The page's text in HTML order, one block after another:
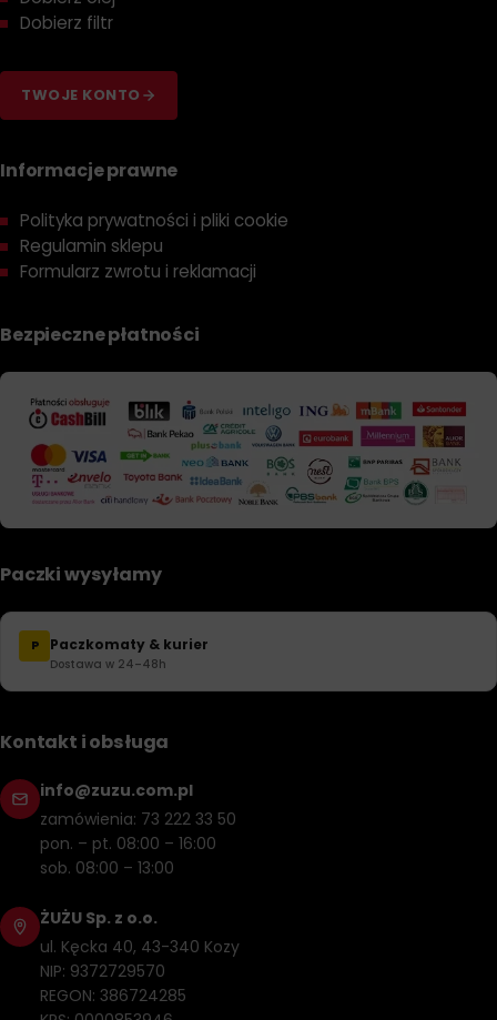
Dobierz filtr
TWOJE KONTO
Informacje prawne
Polityka prywatności i pliki cookie
Regulamin sklepu
Formularz zwrotu i reklamacji
Bezpieczne płatności
Paczki wysyłamy
P Paczkomaty & kurier
Dostawa w 24–48h
Kontakt i obsługa
info@zuzu.com.pl
zamówienia: 73 222 33 50
pon. – pt. 08:00 – 16:00
sob. 08:00 – 13:00
ŻUŻU Sp. z o.o.
ul. Kęcka 40, 43-340 Kozy
NIP: 9372729570
REGON: 386724285